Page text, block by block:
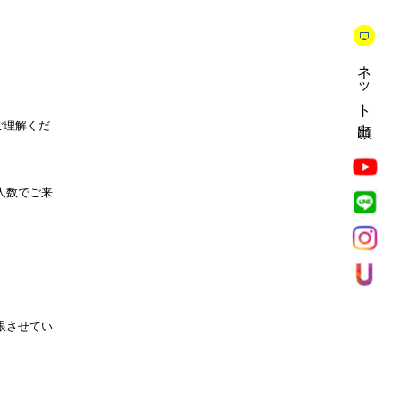
理解くだ
数でご来
させてい
ネット出願